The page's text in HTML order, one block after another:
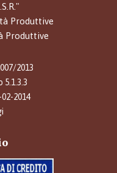
Produttive
Produttive
2013
5.1.3.3
02-2014